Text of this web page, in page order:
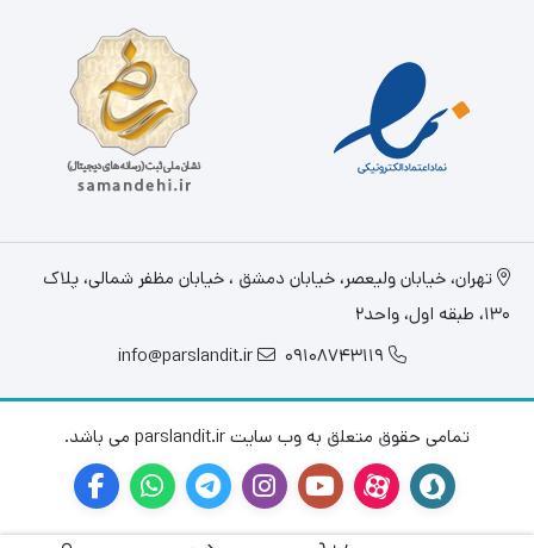
تهران، خيابان وليعصر، خیابان دمشق ، خیابان مظفر شمالی، پلاک
130، طبقه اول، واحد2
09108743119
info@parslandit.ir
تمامی حقوق متعلق به وب سایت parslandit.ir می باشد.